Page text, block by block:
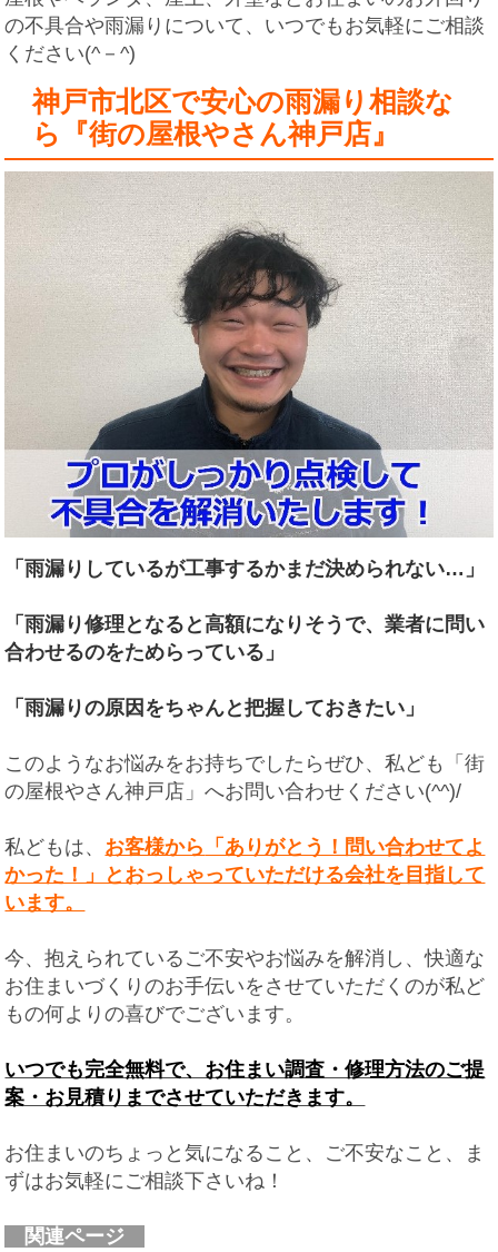
の不具合や雨漏りについて、いつでもお気軽にご相談
ください(^－^)
神戸市北区で安心の雨漏り相談な
ら『街の屋根やさん神戸店』
「雨漏りしているが工事するかまだ決められない…」
「雨漏り修理となると高額になりそうで、業者に問い
合わせるのをためらっている」
「雨漏りの原因をちゃんと把握しておきたい」
このようなお悩みをお持ちでしたらぜひ、私ども「街
の屋根やさん神戸店」へお問い合わせください(^^)/
私どもは、 お客様から 「ありがとう！問い合わせてよ
かった！」とおっしゃっていただける会社を目指して
います。
今、抱えられているご不安やお悩みを解消し、快適な
お住まいづくりのお手伝いをさせていただくのが私ど
もの何よりの喜びでございます。
いつでも完全無料で、お住まい調査・修理方法のご提
案・お見積りまでさせていただきます。
お住まいのちょっと気になること、ご不安なこと、ま
ずはお気軽にご相談下さいね！
関連ページ